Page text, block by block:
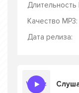
Длительность
Качество MP3:
Дата релиза: